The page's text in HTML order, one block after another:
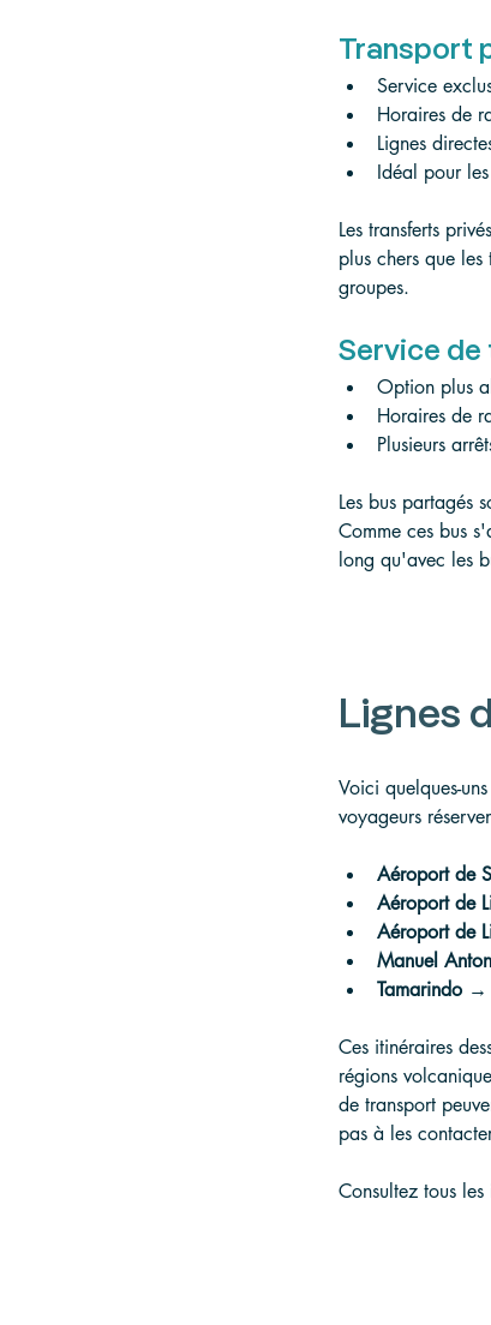
Transport
Service
Horaires de
Lignes
Idéal pour
Les transferts
plus chers que
groupes.
Service
Option plus
Horaires de
Plusieurs
Les bus partagés
Comme ces bus
long qu'avec les
Lignes
Voici quelques-uns
voyageurs
Aéroport de
Aéroport de
Aéroport de
Manuel
Tamarindo →
Ces itinéraires
régions
de transport
pas à les
Consultez tous